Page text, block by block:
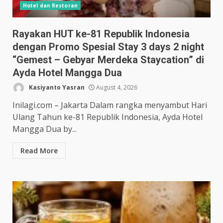
Hotel dan Restoran
Rayakan HUT ke-81 Republik Indonesia
dengan Promo Spesial Stay 3 days 2 night
“Gemest – Gebyar Merdeka Staycation” di
Ayda Hotel Mangga Dua
Kasiyanto Yasran August 4, 2026
Inilagi.com – Jakarta Dalam rangka menyambut Hari
Ulang Tahun ke-81 Republik Indonesia, Ayda Hotel
Mangga Dua by...
Read More